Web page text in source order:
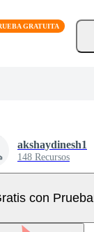
akshaydinesh1
148 Recursos
con Prueba